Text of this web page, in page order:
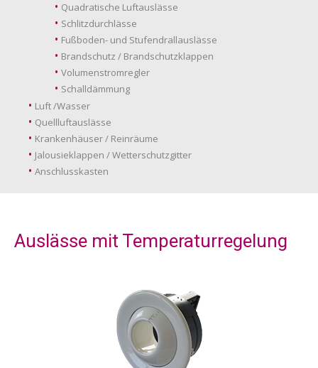
Quadratische Luftauslässe
Schlitzdurchlässe
Fußboden- und Stufendrallauslässe
Brandschutz / Brandschutzklappen
Volumenstromregler
Schalldämmung
Luft /Wasser
Quellluftauslässe
Krankenhäuser / Reinräume
Jalousieklappen / Wetterschutzgitter
Anschlusskasten
Auslässe mit Temperaturregelung